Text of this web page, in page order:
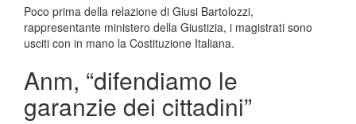
Poco prima della relazione di Giusi Bartolozzi,
rappresentante ministero della Giustizia, i magistrati sono
usciti con in mano la Costituzione Italiana.
Anm, “difendiamo le
garanzie dei cittadini”